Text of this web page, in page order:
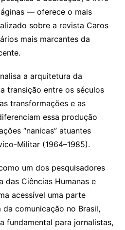
— oferece o mais
sobre a revista Caros
mais marcantes da
a arquitetura da
transição entre os séculos
transformações e as
essa produção
“nanicas” atuantes
Militar (1964–1985).
um dos pesquisadores
das Ciências Humanas e
acessível uma parte
comunicação no Brasil,
fundamental para jornalistas,